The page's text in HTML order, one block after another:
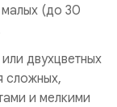
малых (до 30
двухцветных
сложных,
и мелкими